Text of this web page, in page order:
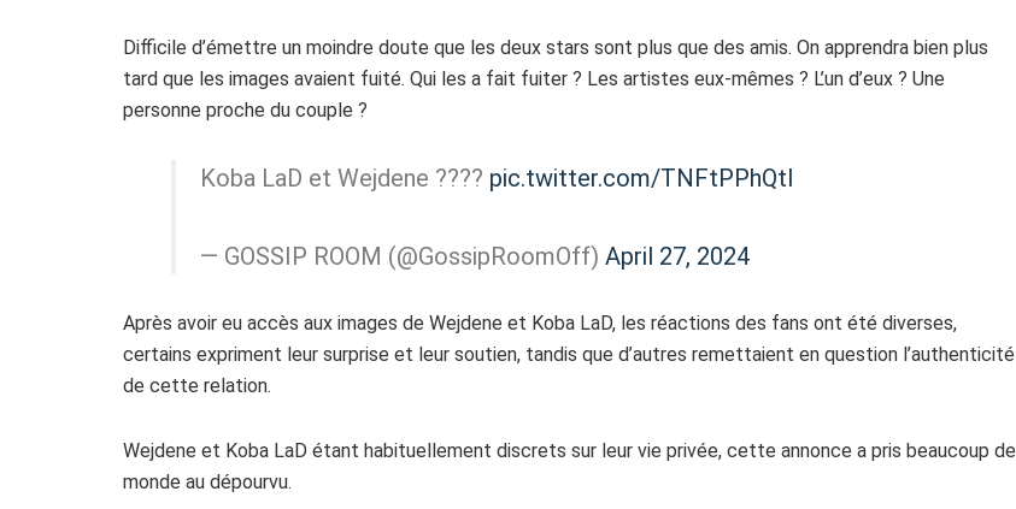
Difficile d’émettre un moindre doute que les deux stars sont plus que des amis. On apprendra bien plus
tard que les images avaient fuité. Qui les a fait fuiter ? Les artistes eux-mêmes ? L’un d’eux ? Une
personne proche du couple ?
Koba LaD et Wejdene ???? pic.twitter.com/TNFtPPhQtl
— GOSSIP ROOM (@GossipRoomOff) April 27, 2024
Après avoir eu accès aux images de Wejdene et Koba LaD, les réactions des fans ont été diverses,
certains expriment leur surprise et leur soutien, tandis que d’autres remettaient en question l’authenticité
de cette relation.
Wejdene et Koba LaD étant habituellement discrets sur leur vie privée, cette annonce a pris beaucoup de
monde au dépourvu.